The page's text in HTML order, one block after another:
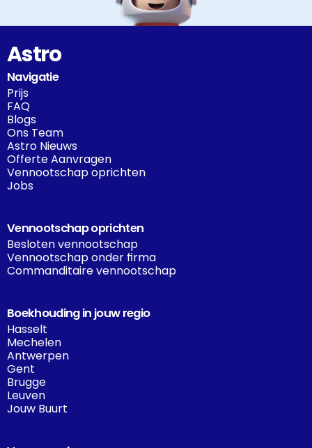
Astro
Navigatie
Prijs
FAQ
Blogs
Ons Team
Astro Nieuws
Offerte Aanvragen
Vennootschap oprichten
Jobs
Vennootschap oprichten
Besloten vennootschap
Vennootschap onder firma
Commanditaire vennootschap
Boekhouding in jouw regio
Hasselt
Mechelen
Antwerpen
Gent
Brugge
Leuven
Jouw Buurt